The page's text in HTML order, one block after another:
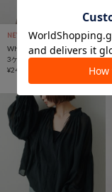
NEW
Whim Gazette
3ゲージプルオーバー
¥24,200